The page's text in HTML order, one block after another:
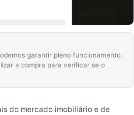
garantir pleno funcionamento.
a compra para verificar se o
do mercado imobiliário e de